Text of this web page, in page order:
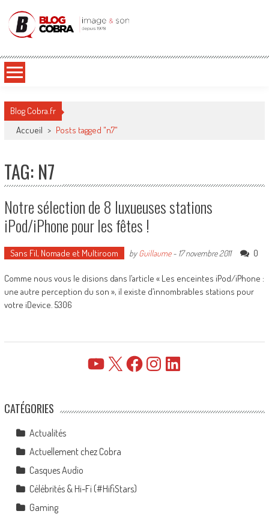
Blog Cobra
Blog Cobra.fr
Accueil > Posts tagged "n7"
TAG: N7
Notre sélection de 8 luxueuses stations
iPod/iPhone pour les fêtes !
Sans Fil, Nomade et Multiroom byGuillaume- 17 novembre 2011 0
Comme nous vous le disions dans l’article « Les enceintes iPod/iPhone :
une autre perception du son », il existe d’innombrables stations pour
votre iDevice. 5306
YouTube FacebookInstagramLinkedIn
CATÉGORIES
Actualités
Actuellement chez Cobra
Casques Audio
Célébrités & Hi-Fi (#HifiStars)
Gaming